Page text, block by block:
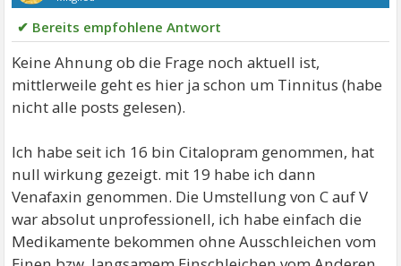
✔ Bereits empfohlene Antwort
Keine Ahnung ob die Frage noch aktuell ist,
mittlerweile geht es hier ja schon um Tinnitus (habe
nicht alle posts gelesen).
Ich habe seit ich 16 bin Citalopram genommen, hat
null wirkung gezeigt. mit 19 habe ich dann
Venafaxin genommen. Die Umstellung von C auf V
war absolut unprofessionell, ich habe einfach die
Medikamente bekommen ohne Ausschleichen vom